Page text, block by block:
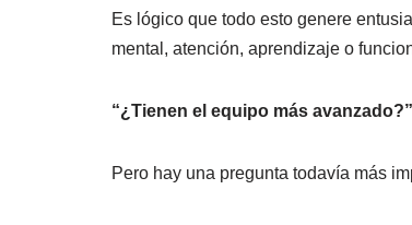
Es lógico que todo esto genere
mental, atención, aprendizaje o
“¿Tienen el equipo más avanzado?”
Pero hay una pregunta todavía más